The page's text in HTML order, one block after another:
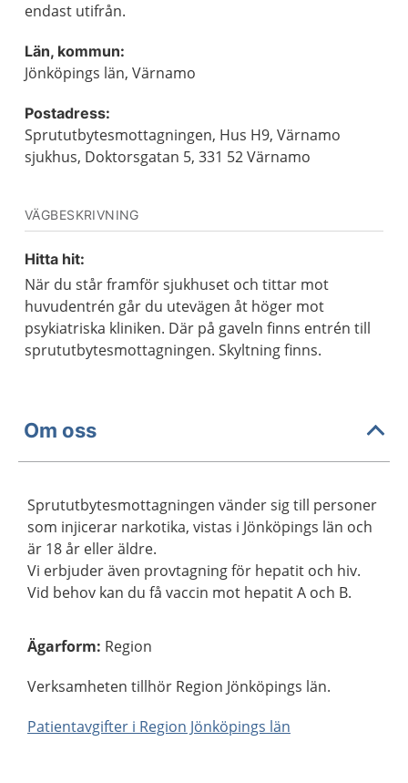
endast utifrån.
Län, kommun:
Jönköpings län, Värnamo
Postadress:
Sprututbytesmottagningen, Hus H9, Värnamo
sjukhus, Doktorsgatan 5, 331 52 Värnamo
VÄGBESKRIVNING
Hitta hit:
När du står framför sjukhuset och tittar mot
huvudentrén går du utevägen åt höger mot
psykiatriska kliniken. Där på gaveln finns entrén till
sprututbytesmottagningen. Skyltning finns.
Om oss
Sprututbytesmottagningen vänder sig till personer
som injicerar narkotika, vistas i Jönköpings län och
är 18 år eller äldre.
Vi erbjuder även provtagning för hepatit och hiv.
Vid behov kan du få vaccin mot hepatit A och B.
Ägarform: Region
Verksamheten tillhör Region Jönköpings län.
Patientavgifter i Region Jönköpings län